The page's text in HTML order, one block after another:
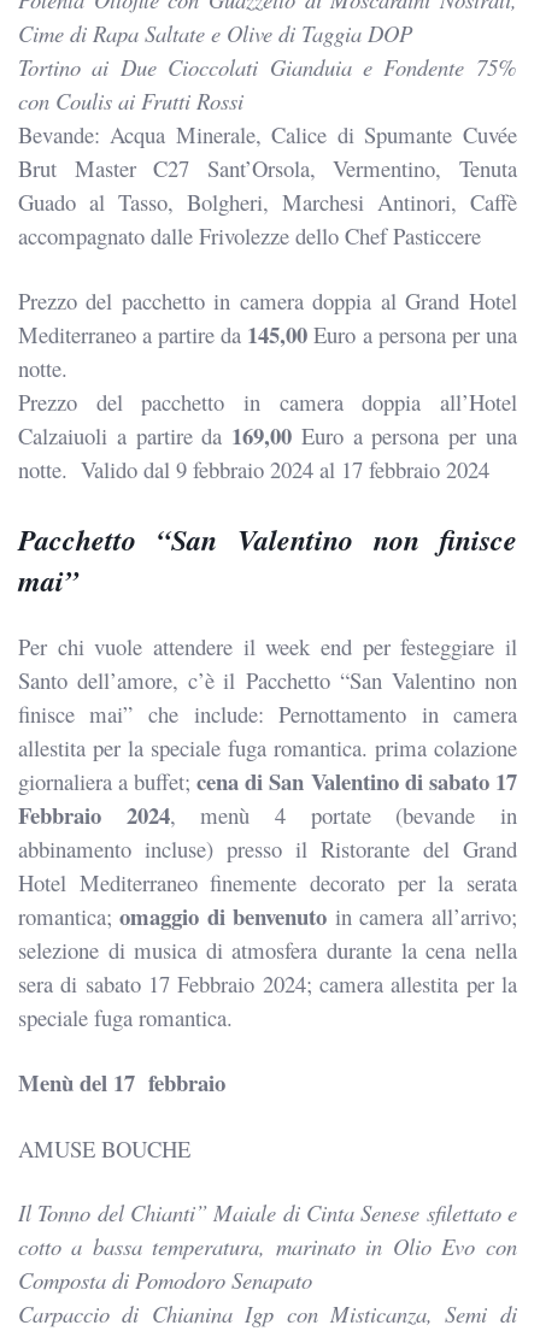
Cime di Rapa Saltate e Olive di Taggia DOP
Tortino ai Due Cioccolati Gianduia e Fondente 75%
con Coulis ai Frutti Rossi
Bevande: Acqua Minerale, Calice di Spumante Cuvée
Brut Master C27 Sant’Orsola, Vermentino, Tenuta
Guado al Tasso, Bolgheri, Marchesi Antinori, Caffè
accompagnato dalle Frivolezze dello Chef Pasticcere
Prezzo del pacchetto in camera doppia al Grand Hotel
Mediterraneo a partire da 145,00 Euro a persona per una
notte.
Prezzo del pacchetto in camera doppia all’Hotel
Calzaiuoli a partire da 169,00 Euro a persona per una
notte. Valido dal 9 febbraio 2024 al 17 febbraio 2024
Pacchetto “San Valentino non finisce
mai”
Per chi vuole attendere il week end per festeggiare il
Santo dell’amore, c’è ilPacchetto “San Valentino non
finisce mai” che include: Pernottamento in camera
allestita per la speciale fuga romantica. prima colazione
giornaliera a buffet;cena di San Valentino di sabato 17
Febbraio 2024, menù 4 portate (bevande in
abbinamento incluse) presso il Ristorante del Grand
Hotel Mediterraneo finemente decorato per la serata
romantica;omaggio di benvenuto in camera all’arrivo;
selezione di musica di atmosfera durante la cena nella
sera di sabato 17 Febbraio 2024; camera allestita per la
speciale fuga romantica.
Menù del 17 febbraio
AMUSE BOUCHE
Il Tonno del Chianti” Maiale di Cinta Senese sfilettato e
cotto a bassa temperatura, marinato in Olio Evo con
Composta di Pomodoro Senapato
Carpaccio di Chianina Igp con Misticanza, Semi di